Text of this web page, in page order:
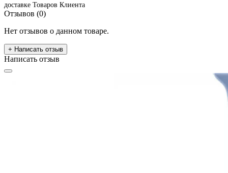
доставке Товаров Клиента
Отзывов (0)
Нет отзывов о данном товаре.
+ Написать отзыв
Написать отзыв